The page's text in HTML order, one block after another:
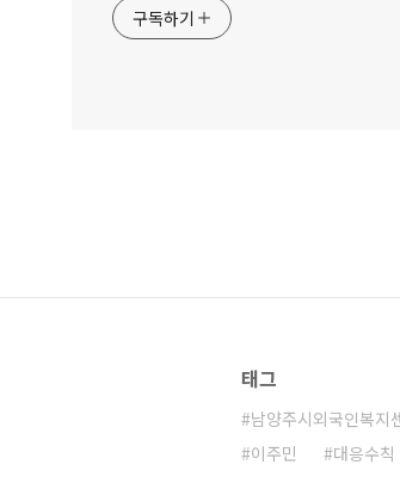
구독하기
태그
남양주시외국인복지
이주민
대응수칙